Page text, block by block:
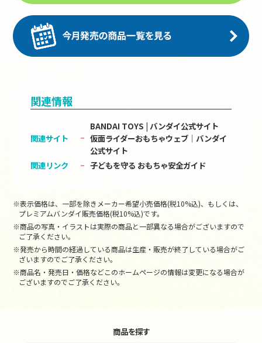
関連情報
関連サイト
BANDAI TOYS | バンダイ公式サイト
仮面ライダーおもちゃウェブ│バンダイ
公式サイト
関連リンク
子どもを守る おもちゃ安全ガイド
※表示価格は、一部を除きメーカー希望小売価格(税10%込)、もしくは、
プレミアムバンダイ販売価格(税10%込)です。
※商品の写真・イラストは実際の商品と一部異なる場合がございますので
ご了承ください。
※発売から時間の経過している商品は生産・販売が終了している場合がご
ざいますのでご了承ください。
※商品名・発売日・価格などこのホームページの情報は変更になる場合が
ございますのでご了承ください。
商品を探す